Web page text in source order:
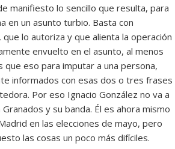
manifiesto lo sencillo que resulta, para
en un asunto turbio. Basta con
lo autoriza y que alienta la operación
envuelto en el asunto, al menos
que eso para imputar a una persona,
informados con esas dos o tres frases
Por eso Ignacio González no va a
y su banda. Él es ahora mismo
en las elecciones de mayo, pero
las cosas un poco más difíciles.